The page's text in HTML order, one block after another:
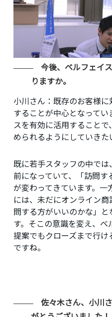
今後、ベルフェイ
りますか。
小川さん：既存のお客様に
することが中心となって
スを有効に活用すること
められるようにしていきた
既に若手スタッフの中で
前になっていて、「訪問
が変わってきています。一
には、未だにオンライン
問する方がいいのかな」
す。そこの意識を変え、
提案でもクローズまで行
ですね。
佐々木さん、小川